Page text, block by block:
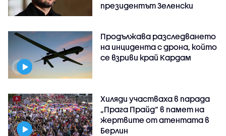
президентът Зеленски
Продължава разследването
на инцидента с дрона, който
се взриви край Кардам
Хиляди участваха в парада
„Прага Прайд“ в памет на
жертвите от атентата в
Берлин